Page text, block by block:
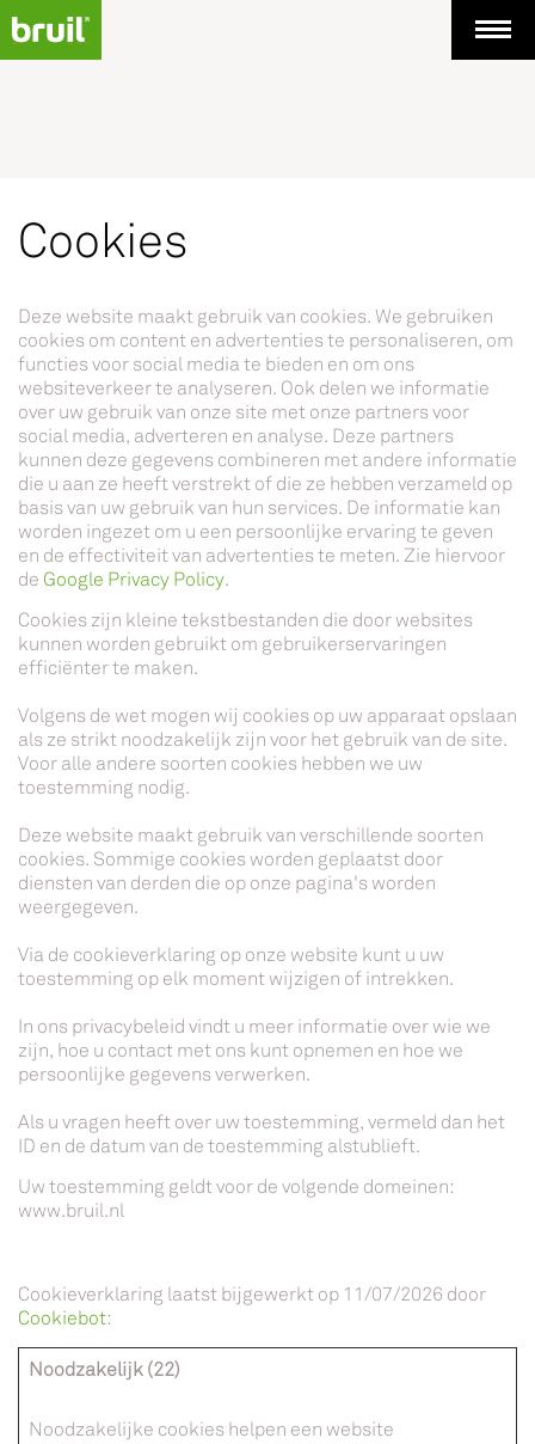
Cookies
Deze website maakt gebruik van cookies. We gebruiken
cookies om content en advertenties te personaliseren, om
functies voor social media te bieden en om ons
websiteverkeer te analyseren. Ook delen we informatie
over uw gebruik van onze site met onze partners voor
social media, adverteren en analyse. Deze partners
kunnen deze gegevens combineren met andere informatie
die u aan ze heeft verstrekt of die ze hebben verzameld op
basis van uw gebruik van hun services. De informatie kan
worden ingezet om u een persoonlijke ervaring te geven
en de effectiviteit van advertenties te meten. Zie hiervoor
de Google Privacy Policy.
Cookies zijn kleine tekstbestanden die door websites
kunnen worden gebruikt om gebruikerservaringen
efficiënter te maken.
Volgens de wet mogen wij cookies op uw apparaat opslaan
als ze strikt noodzakelijk zijn voor het gebruik van de site.
Voor alle andere soorten cookies hebben we uw
toestemming nodig.
Deze website maakt gebruik van verschillende soorten
cookies. Sommige cookies worden geplaatst door
diensten van derden die op onze pagina's worden
weergegeven.
Via de cookieverklaring op onze website kunt u uw
toestemming op elk moment wijzigen of intrekken.
In ons privacybeleid vindt u meer informatie over wie we
zijn, hoe u contact met ons kunt opnemen en hoe we
persoonlijke gegevens verwerken.
Als u vragen heeft over uw toestemming, vermeld dan het
ID en de datum van de toestemming alstublieft.
Uw toestemming geldt voor de volgende domeinen:
www.bruil.nl
Cookieverklaring laatst bijgewerkt op 11/07/2026 door
Cookiebot:
Noodzakelijk (22)
Noodzakelijke cookies helpen een website